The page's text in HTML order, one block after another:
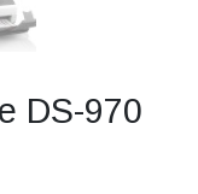
DS-970